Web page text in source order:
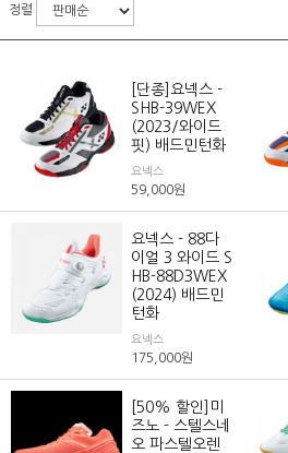
정렬
[단종]요넥스 -
SHB-39WEX
(2023/와이드
핏) 배드민턴화
요넥스
59,000원
요넥스 - 88다
이얼 3 와이드 S
HB-88D3WEX
(2024) 배드민
턴화
요넥스
175,000원
[50% 할인]미
즈노 - 스텔스네
오 파스텔오렌